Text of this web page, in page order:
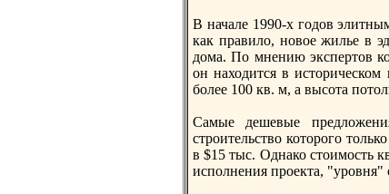
В начале 1990-х годов
как правило, нoвое жилье в
дома. По мнению экспертов
он находится в
более 100 кв. м, а высота
Самые дешевые
строительство которого
в $15 тыс. Однако стоимость
исполнения проекта, "уровня"